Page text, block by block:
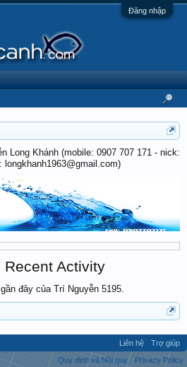
Đăng nhập
Long Khánh (mobile: 0907 707 171 - nick:
longkhanh1963@gmail.com)
Activity
đây của Trí Nguyễn 5195.
Liên hệ
Trợ giúp
Quy định và Nội quy
Privacy Policy